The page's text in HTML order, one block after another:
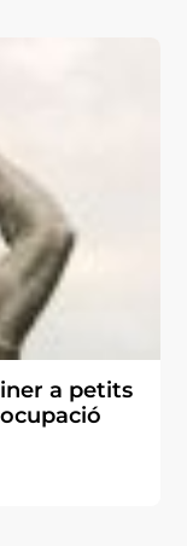
a petits